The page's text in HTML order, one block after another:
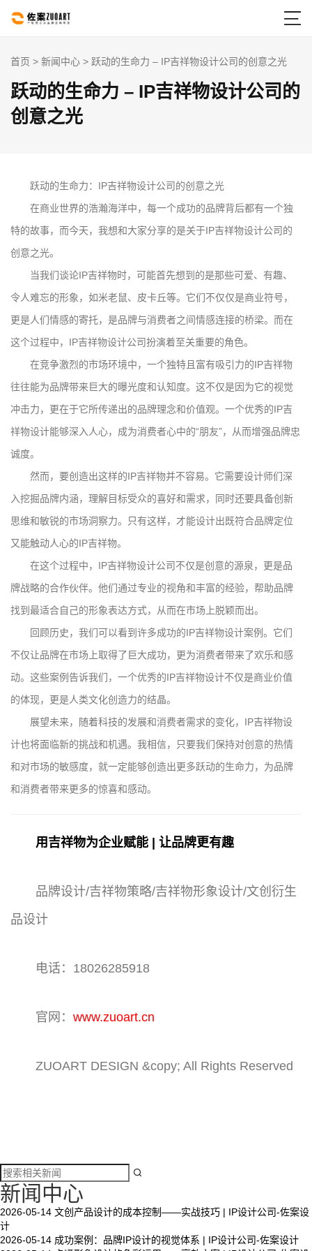

首页 > 新闻中心 > 跃动的生命力 – IP吉祥物设计公司的创意之光
跃动的生命力 – IP吉祥物设计公司的
创意之光
跃动的生命力：IP吉祥物设计公司的创意之光
在商业世界的浩瀚海洋中，每一个成功的品牌背后都有一个独
特的故事，而今天，我想和大家分享的是关于IP吉祥物设计公司的
创意之光。
当我们谈论IP吉祥物时，可能首先想到的是那些可爱、有趣、
令人难忘的形象，如米老鼠、皮卡丘等。它们不仅仅是商业符号，
更是人们情感的寄托，是品牌与消费者之间情感连接的桥梁。而在
这个过程中，IP吉祥物设计公司扮演着至关重要的角色。
在竞争激烈的市场环境中，一个独特且富有吸引力的IP吉祥物
往往能为品牌带来巨大的曝光度和认知度。这不仅是因为它的视觉
冲击力，更在于它所传递出的品牌理念和价值观。一个优秀的IP吉
祥物设计能够深入人心，成为消费者心中的“朋友”，从而增强品牌忠
诚度。
然而，要创造出这样的IP吉祥物并不容易。它需要设计师们深
入挖掘品牌内涵，理解目标受众的喜好和需求，同时还要具备创新
思维和敏锐的市场洞察力。只有这样，才能设计出既符合品牌定位
又能触动人心的IP吉祥物。
在这个过程中，IP吉祥物设计公司不仅是创意的源泉，更是品
牌战略的合作伙伴。他们通过专业的视角和丰富的经验，帮助品牌
找到最适合自己的形象表达方式，从而在市场上脱颖而出。
回顾历史，我们可以看到许多成功的IP吉祥物设计案例。它们
不仅让品牌在市场上取得了巨大成功，更为消费者带来了欢乐和感
动。这些案例告诉我们，一个优秀的IP吉祥物设计不仅是商业价值
的体现，更是人类文化创造力的结晶。
展望未来，随着科技的发展和消费者需求的变化，IP吉祥物设
计也将面临新的挑战和机遇。我相信，只要我们保持对创意的热情
和对市场的敏感度，就一定能够创造出更多跃动的生命力，为品牌
和消费者带来更多的惊喜和感动。
用吉祥物为企业赋能 | 让品牌更有趣
品牌设计/吉祥物策略/吉祥物形象设计/文创衍生
品设计
电话：18026285918
官网： www.zuoart.cn
ZUOART DESIGN &copy; All Rights Reserved

新闻中心
2026-05-14 文创产品设计的成本控制——实战技巧 | IP设计公司-佐案设
计
2026-05-14 成功案例：品牌IP设计的视觉体系 | IP设计公司-佐案设计